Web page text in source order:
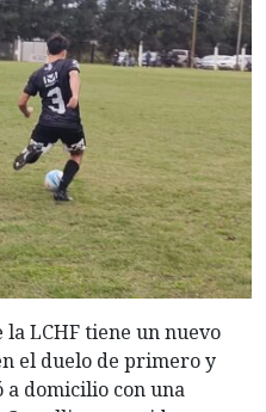
LCHF tiene un nuevo
el duelo de primero y
a domicilio con una